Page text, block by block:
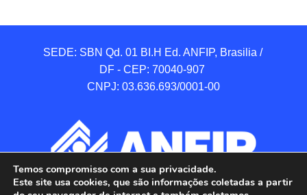
SEDE: SBN Qd. 01 BI.H Ed. ANFIP, Brasilia /
DF - CEP: 70040-907
CNPJ: 03.636.693/0001-00
Temos compromisso com a sua privacidade.
Este site usa cookies, que são informações coletadas a partir